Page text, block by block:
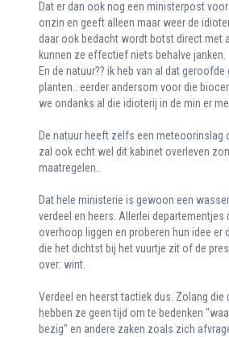
Dat er dan ook nog een ministerpost
onzin en geeft alleen maar weer de
daar ook bedacht wordt botst direct met
kunnen ze effectief niets behalve janken.
En de natuur?? ik heb van al dat
planten.. eerder andersom voor die
we ondanks al die idioterij in de min er
De natuur heeft zelfs een meteoorinslag
zal ook echt wel dit kabinet overleven
maatregelen..
Dat hele ministerie is gewoon een
verdeel en heers. Allerlei departementjes
overhoop liggen en proberen hun idee er
die het dichtst bij het vuurtje zit of de
over: wint.
Verdeel en heerst tactiek dus. Zolang die
hebben ze geen tijd om te bedenken
bezig" en andere zaken zoals zich